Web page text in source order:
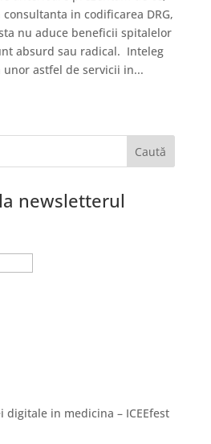
in codificarea DRG,
nu aduce beneficii spitalelor
absurd sau radical. Inteleg
astfel de servicii in...
newsletterul
digitale in medicina – ICEEfest